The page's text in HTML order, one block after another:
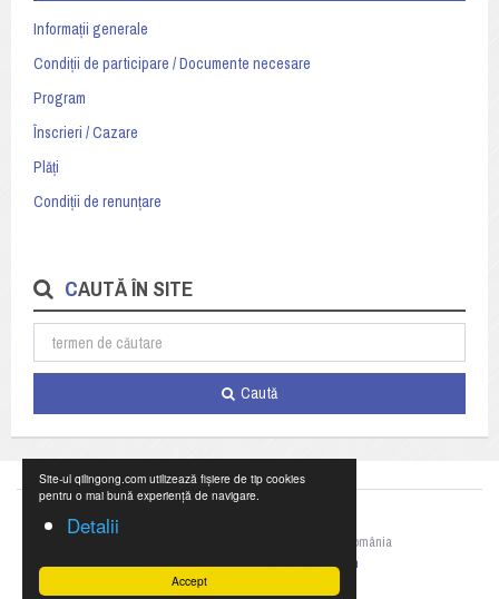
Site-ul qilingong.com utilizează fișiere de tip cookies
pentru o mai bună experiență de navigare.
Detalii
Accept
Informații generale
Condiții de participare / Documente necesare
Program
Înscrieri / Cazare
Plăți
Condiții de renunțare
CAUTĂ ÎN SITE
Caută
©2023 Federația Națională de Qigong din România
+40 769 055 990,office@qilingong.com